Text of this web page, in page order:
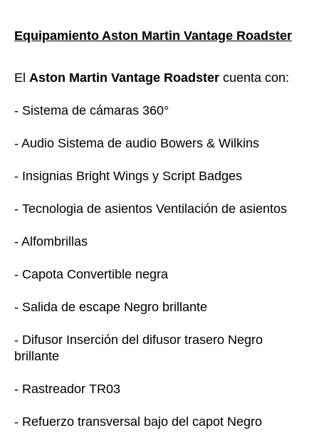
Equipamiento Aston Martin Vantage Roadster
El Aston Martin Vantage Roadster cuenta con:
- Sistema de cámaras 360°
- Audio Sistema de audio Bowers & Wilkins
- Insignias Bright Wings y Script Badges
- Tecnologia de asientos Ventilación de asientos
- Alfombrillas
- Capota Convertible negra
- Salida de escape Negro brillante
- Difusor Inserción del difusor trasero Negro
brillante
- Rastreador TR03
- Refuerzo transversal bajo del capot Negro